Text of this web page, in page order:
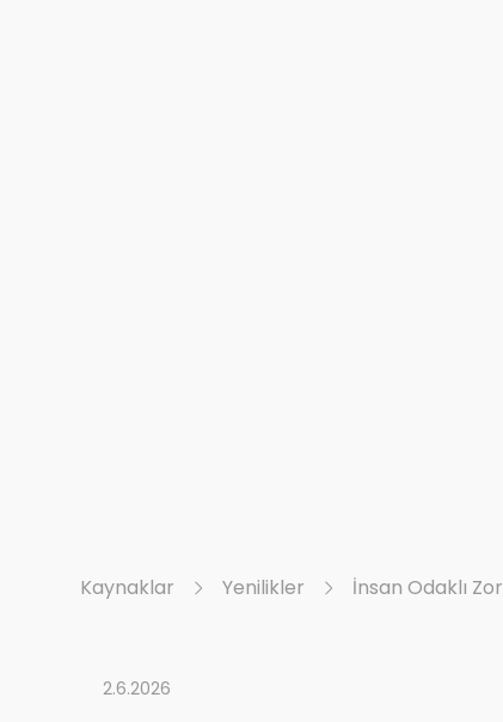
Kaynaklar Yenilikler İnsan Odaklı
2.6.2026